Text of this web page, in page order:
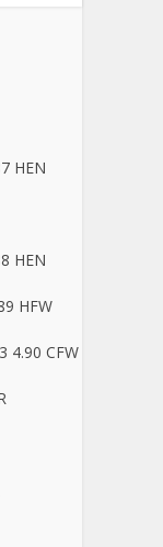
HEN
HEN
HFW
4.90 CFW